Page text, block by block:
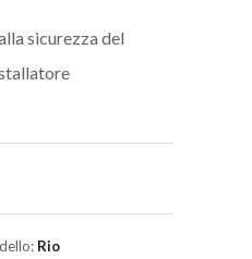
sicurezza del
Rio